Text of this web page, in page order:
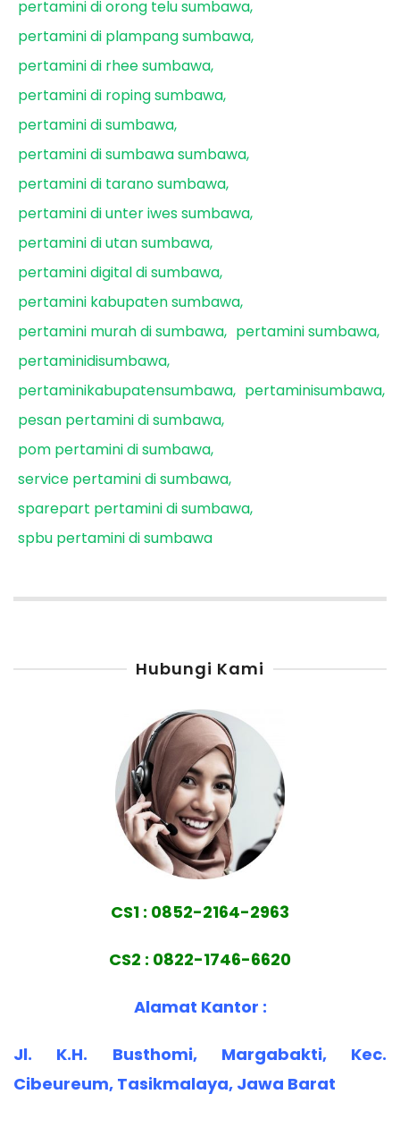
pertamini di orong telu sumbawa
pertamini di plampang sumbawa
pertamini di rhee sumbawa
pertamini di roping sumbawa
pertamini di sumbawa
pertamini di sumbawa sumbawa
pertamini di tarano sumbawa
pertamini di unter iwes sumbawa
pertamini di utan sumbawa
pertamini digital di sumbawa
pertamini kabupaten sumbawa
pertamini murah di sumbawa
pertamini sumbawa
pertaminidisumbawa
pertaminikabupatensumbawa
pertaminisumbawa
pesan pertamini di sumbawa
pom pertamini di sumbawa
service pertamini di sumbawa
sparepart pertamini di sumbawa
spbu pertamini di sumbawa
Hubungi Kami
CS1 : 0852-2164-2963
CS2 : 0822-1746-6620
Alamat Kantor :
Jl. K.H. Busthomi, Margabakti, Kec.
Cibeureum, Tasikmalaya, Jawa Barat